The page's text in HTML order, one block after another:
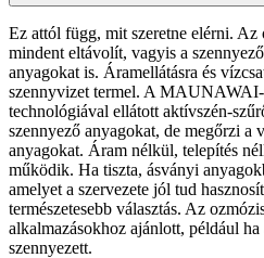
Ez attól függ, mit szeretne elérni. Az
mindent eltávolít, vagyis a
anyagokat is. Áramellátásra és
szennyvizet termel. A
technológiával ellátott aktívszén-
szennyező anyagokat, de megőrzi a
anyagokat. Áram nélkül, telepítés
működik. Ha tiszta, ásványi
amelyet a szervezete jól tud
természetesebb választás. Az
alkalmazásokhoz ajánlott, például
szennyezett.